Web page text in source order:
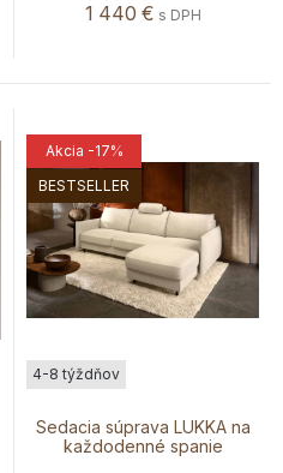
1 440 € s DPH
Sedacia súprava LUKKA na
každodenné spanie
Akcia -17%
BESTSELLER
4-8 týždňov